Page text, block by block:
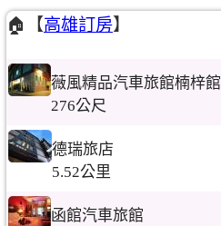
🏠【高雄訂房】
薇風精品汽車旅館楠梓館
276公尺
德瑞旅店
5.52公里
函館汽車旅館